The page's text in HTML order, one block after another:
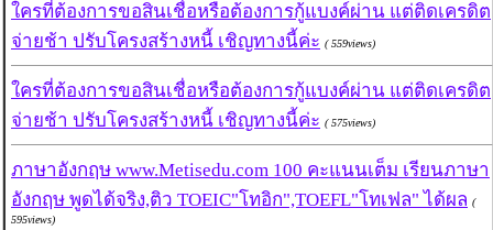
ใครที่ต้องการขอสินเชื่อหรือต้องการกู้แบงค์ผ่าน แต่ติดเครดิต
จ่ายช้า ปรับโครงสร้างหนี้ เชิญทางนี้ค่ะ ( 559views)
ใครที่ต้องการขอสินเชื่อหรือต้องการกู้แบงค์ผ่าน แต่ติดเครดิต
จ่ายช้า ปรับโครงสร้างหนี้ เชิญทางนี้ค่ะ ( 575views)
ภาษาอังกฤษ www.Metisedu.com 100 คะแนนเต็ม เรียนภาษา
อังกฤษ พูดได้จริง,ติว TOEIC"โทอิก",TOEFL"โทเฟล" ได้ผล (
595views)